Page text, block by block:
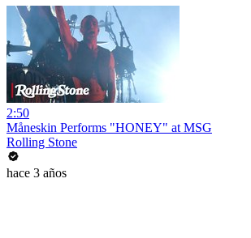
2:50
Måneskin Performs "HONEY" at MSG
Rolling Stone
hace 3 años